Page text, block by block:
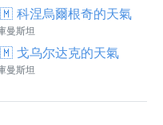
科涅烏爾根奇的天氣
曼斯坦
戈乌尔达克的天氣
曼斯坦